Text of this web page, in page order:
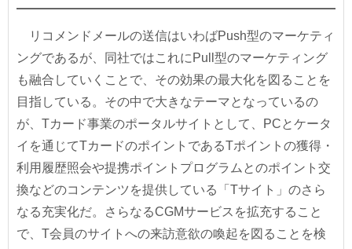
リコメンドメールの送信はいわばPush型のマーケティ
ングであるが、同社ではこれにPull型のマーケティング
も融合していくことで、その効果の最大化を図ることを
目指している。その中で大きなテーマとなっているの
が、Tカード事業のポータルサイトとして、PCとケータ
イを通じてTカードのポイントであるTポイントの獲得・
利用履歴照会や提携ポイントプログラムとのポイント交
換などのコンテンツを提供している「Tサイト」のさら
なる充実化だ。さらなるCGMサービスを拡充すること
で、T会員のサイトへの来訪意欲の喚起を図ることを検